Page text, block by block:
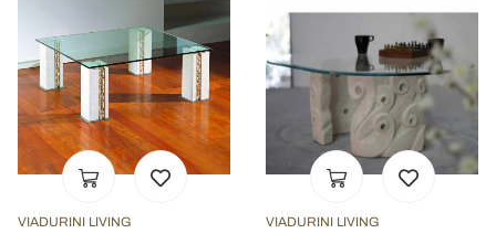
VIADURINI LIVING VIADURINI LIVING